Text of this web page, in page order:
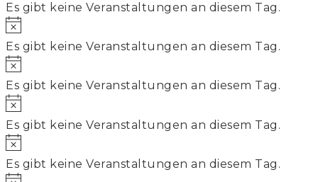
Es gibt keine Veranstaltungen an diesem Tag.
Es gibt keine Veranstaltungen an diesem Tag.
Es gibt keine Veranstaltungen an diesem Tag.
Es gibt keine Veranstaltungen an diesem Tag.
Es gibt keine Veranstaltungen an diesem Tag.